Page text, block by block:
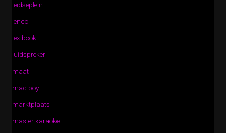
leidseplein
lenco
lexibook
luidspreker
maat
mad boy
marktplaats
master karaoke